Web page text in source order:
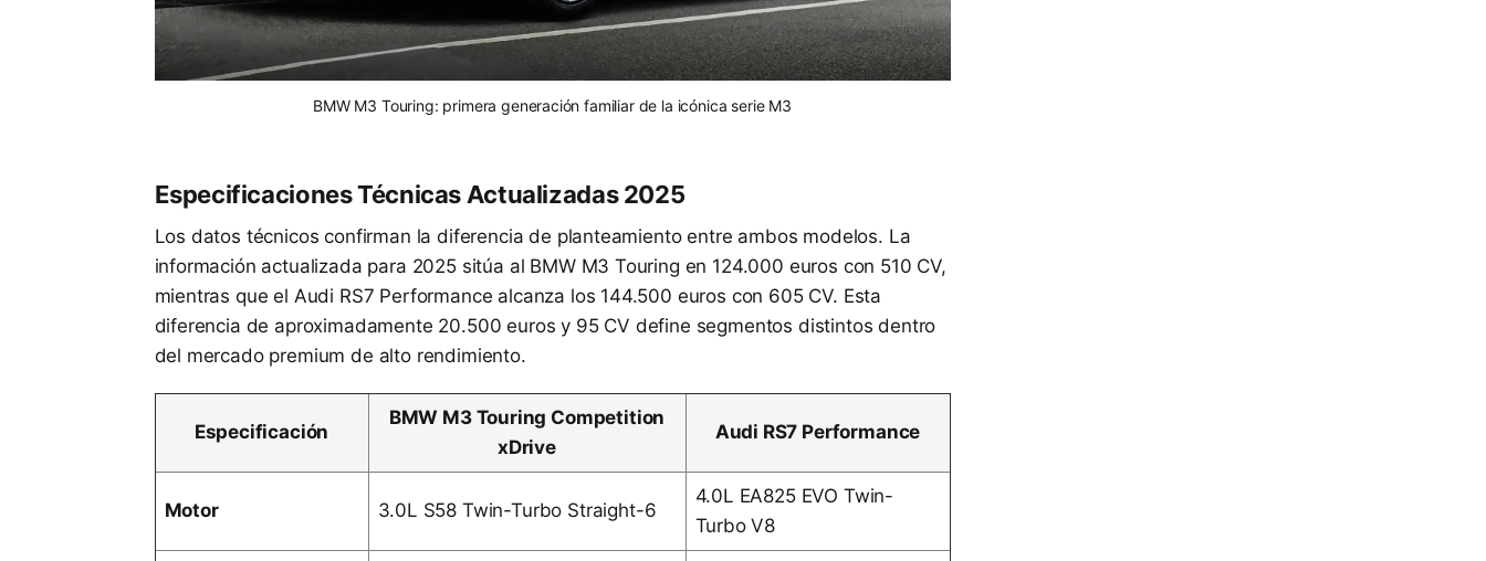
BMW M3 Touring: primera generación familiar de la icónica serie M3
Especificaciones Técnicas Actualizadas 2025
Los datos técnicos confirman la diferencia de planteamiento entre ambos modelos. La
información actualizada para 2025 sitúa al BMW M3 Touring en 124.000 euros con 510 CV,
mientras que el Audi RS7 Performance alcanza los 144.500 euros con 605 CV. Esta
diferencia de aproximadamente 20.500 euros y 95 CV define segmentos distintos dentro
del mercado premium de alto rendimiento.
Especificación
BMW M3 Touring Competition
xDrive
Audi RS7 Performance
Motor 3.0L S58 Twin-Turbo Straight-6
4.0L EA825 EVO Twin-
Turbo V8